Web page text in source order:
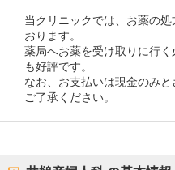
当クリニックでは、お薬の
おります。
薬局へお薬を受け取りに行
も好評です。
なお、お支払いは現金のみと
ご了承ください。